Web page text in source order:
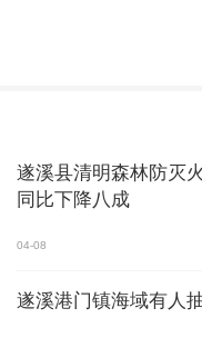
遂溪县清明森林防灭
同比下降八成
04-08
遂溪港门镇海域有人